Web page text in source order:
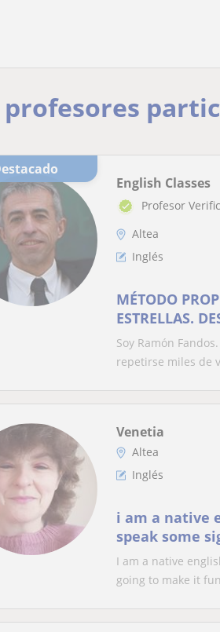
Destacado
English Classes
Profesor
Altea
Inglés
MÉTODO
ESTRELLAS.
Soy Ramón
repetirse miles de
Venetia
Altea
Inglés
i am a native
speak some
and
I am a native
going to make it